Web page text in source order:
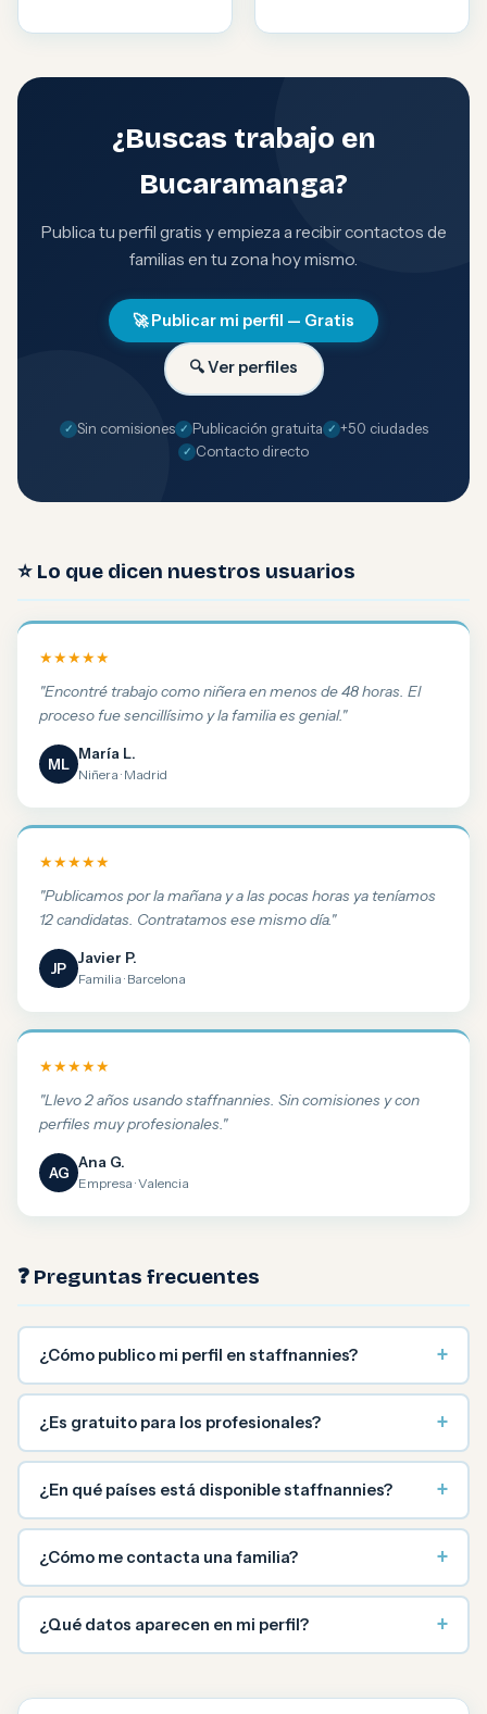
¿Buscas trabajo en
Bucaramanga?
Publica tu perfil gratis y empieza a recibir contactos de
familias en tu zona hoy mismo.
🚀 Publicar mi perfil — Gratis
🔍 Ver perfiles
Sin comisiones Publicación gratuita
+50 ciudades
Contacto directo
⭐ Lo que dicen nuestros usuarios
★★★★★
"Encontré trabajo como niñera en menos de 48 horas. El
proceso fue sencillísimo y la familia es genial."
ML
María L.
Niñera · Madrid
★★★★★
"Publicamos por la mañana y a las pocas horas ya teníamos
12 candidatas. Contratamos ese mismo día."
JP
Javier P.
Familia · Barcelona
★★★★★
"Llevo 2 años usando staffnannies. Sin comisiones y con
perfiles muy profesionales."
AG
Ana G.
Empresa · Valencia
❓ Preguntas frecuentes
¿Cómo publico mi perfil en staffnannies? +
¿Es gratuito para los profesionales? +
¿En qué países está disponible staffnannies? +
¿Cómo me contacta una familia? +
¿Qué datos aparecen en mi perfil? +